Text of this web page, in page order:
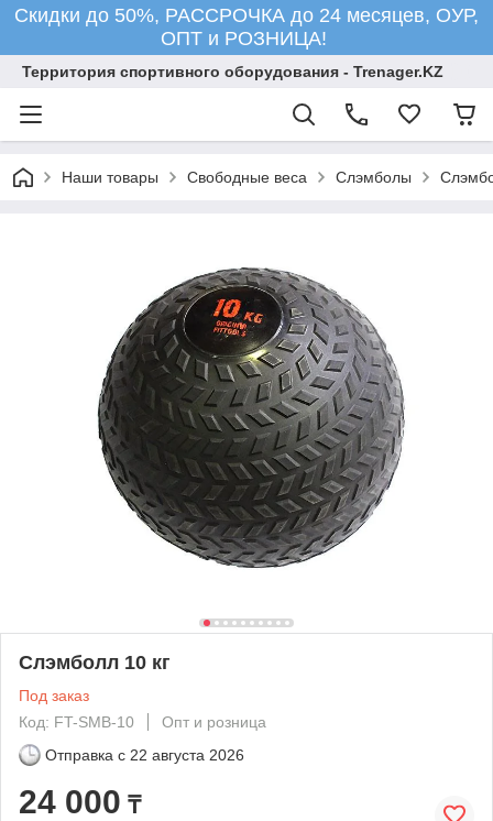
Скидки до 50%, РАССРОЧКА до 24 месяцев, ОУР,
ОПТ и РОЗНИЦА!
Территория спортивного оборудования - Trenager.KZ
Наши товары Свободные веса Слэмболы
Слэмболл 10 кг
Под заказ
Код: FT-SMB-10
Опт и розница
Отправка с 22 августа 2026
24 000 ₸